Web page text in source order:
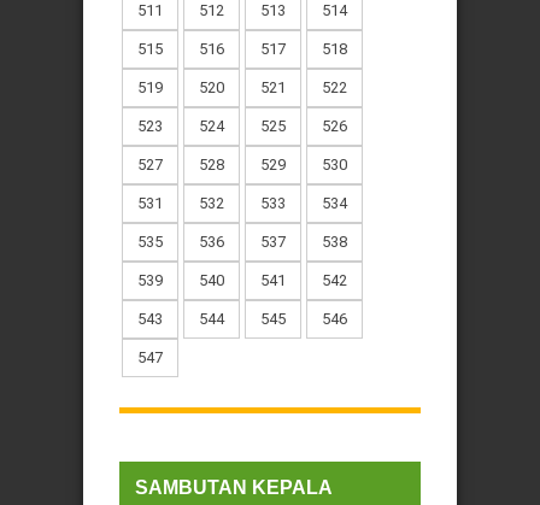
511 512 513 514
515 516 517 518
519 520 521 522
523 524 525 526
527 528 529 530
531 532 533 534
535 536 537 538
539 540 541 542
543 544 545 546
547
SAMBUTAN KEPALA